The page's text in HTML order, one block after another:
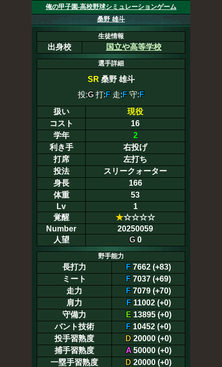
俺の甲子園-高校野球シミュレーションゲーム
桑野 雄斗
生徒情報
出身校 国立や高等学校
選手詳細
SR 桑野 雄斗
投:G打: F 走: F 守: F
扱い
現役
コスト
16
学年
2
利き手
右投げ
打席
左打ち
投法
スリークォーター
身長
166
体重
53
Lv
1
覚醒
★☆☆☆☆
Number
20250059
人望
G0
野手能力
長打力 F 7662 (+83)
ミート
F 7037 (+69)
走力
F 7079 (+70)
肩力
F11002 (+0)
守備力
E13895 (+0)
バント技術
F 10452 (+0)
投手習熟度
D 20000 (+0)
捕手習熟度
A50000 (+0)
一塁手習熟度
D 20000 (+0)